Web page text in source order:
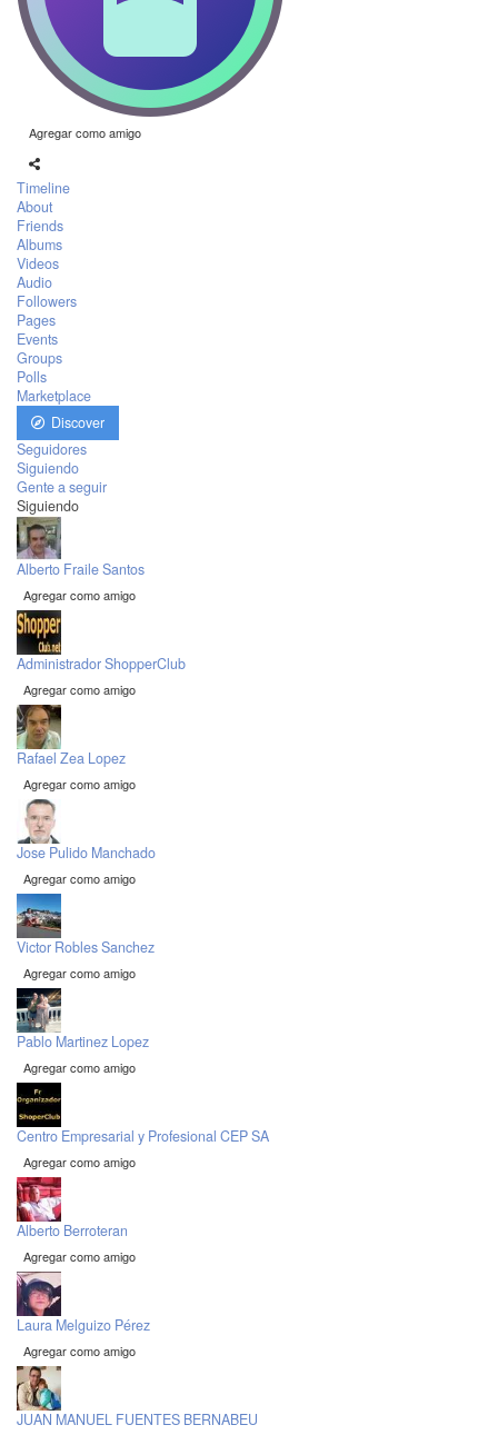
Agregar como amigo
Timeline
About
Friends
Albums
Videos
Audio
Followers
Pages
Events
Groups
Polls
Marketplace
Discover
Seguidores
Siguiendo
Gente a seguir
Siguiendo
Alberto Fraile Santos
Agregar como amigo
Administrador ShopperClub
Agregar como amigo
Rafael Zea Lopez
Agregar como amigo
Jose Pulido Manchado
Agregar como amigo
Victor Robles Sanchez
Agregar como amigo
Pablo Martinez Lopez
Agregar como amigo
Centro Empresarial y Profesional CEP SA
Agregar como amigo
Alberto Berroteran
Agregar como amigo
Laura Melguizo Pérez
Agregar como amigo
JUAN MANUEL FUENTES BERNABEU